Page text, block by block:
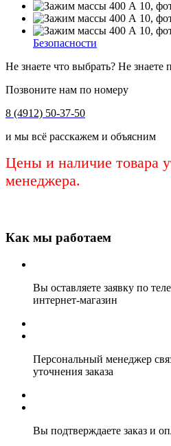
Безопасности
Не знаете что выбрать? Не знаете
Позвоните нам по номеру
8 (4912) 50-37-50
и мы всё расскажем и объясним
Цены и наличие товара
менеджера.
Как мы работаем
Вы оставляете заявку по
интернет-магазин
Персональный менеджер
уточнения заказа
Вы подтверждаете заказ и